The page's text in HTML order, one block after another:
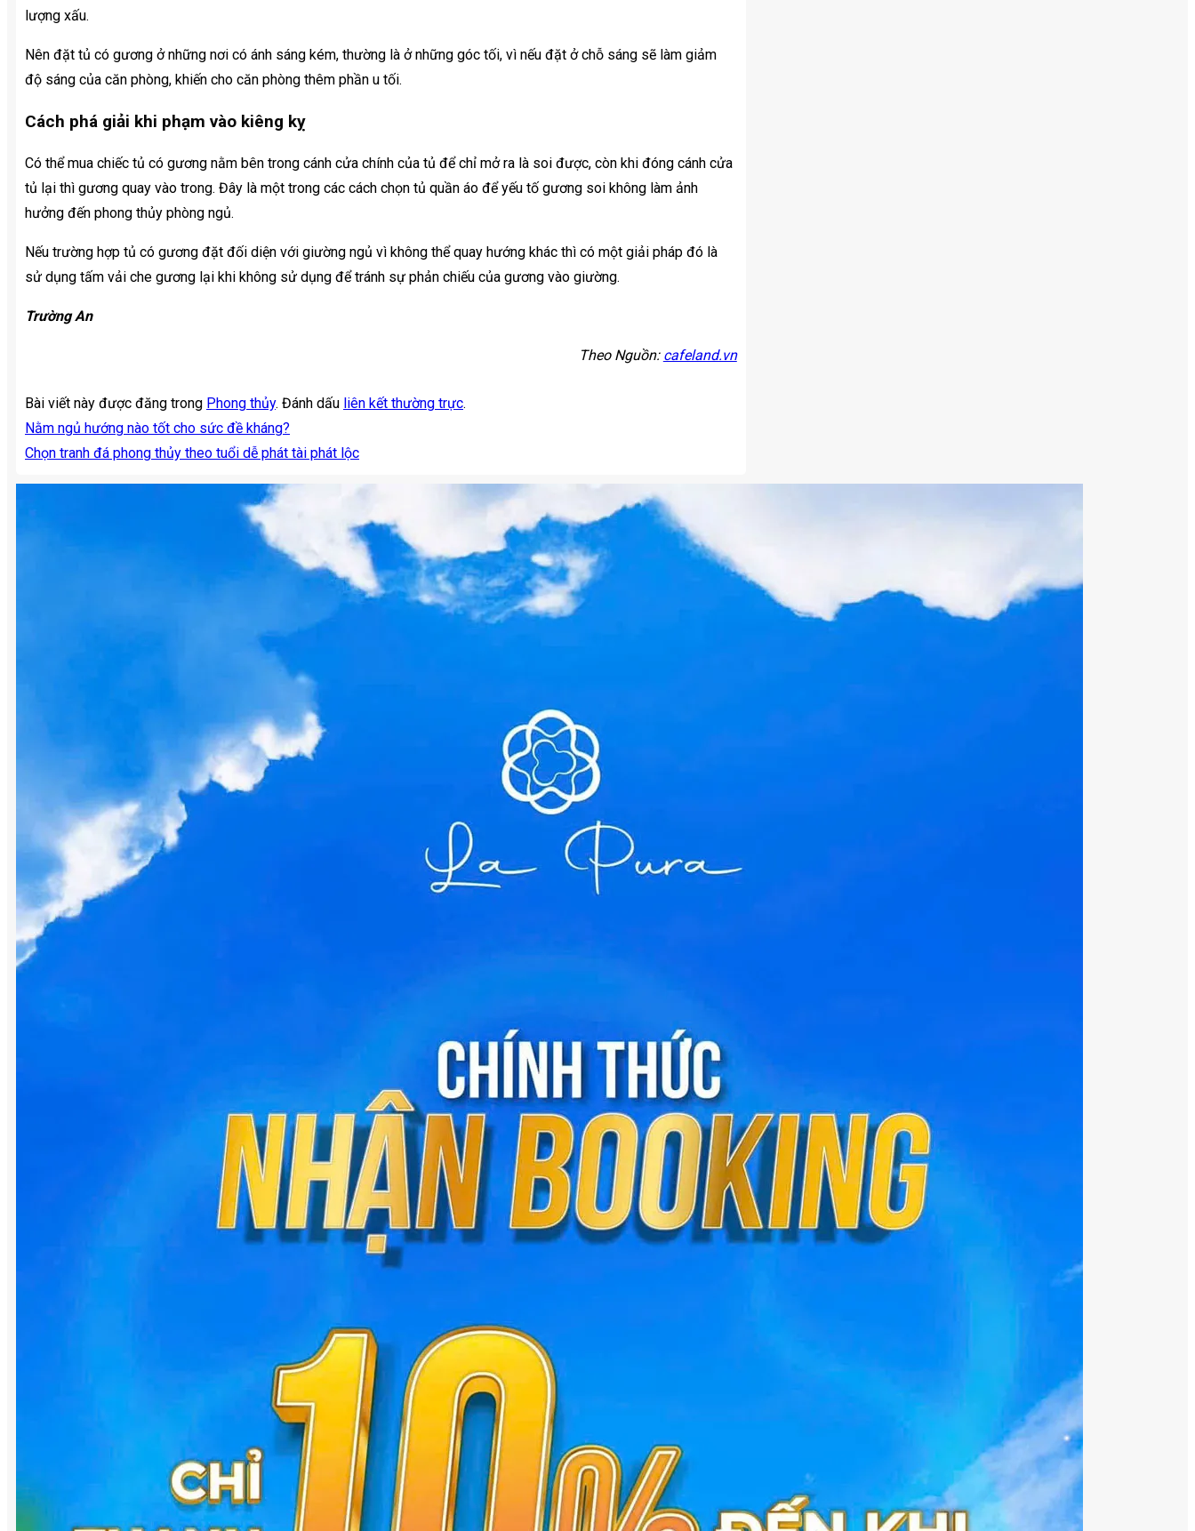
lượng xấu.
Nên đặt tủ có gương ở những nơi có ánh sáng kém, thường là ở những góc tối, vì nếu đặt ở chỗ sáng sẽ làm giảm
độ sáng của căn phòng, khiến cho căn phòng thêm phần u tối.
Cách phá giải khi phạm vào kiêng kỵ
Có thể mua chiếc tủ có gương nằm bên trong cánh cửa chính của tủ để chỉ mở ra là soi được, còn khi đóng cánh cửa
tủ lại thì gương quay vào trong. Đây là một trong các cách chọn tủ quần áo để yếu tố gương soi không làm ảnh
hưởng đến phong thủy phòng ngủ.
Nếu trường hợp tủ có gương đặt đối diện với giường ngủ vì không thể quay hướng khác thì có một giải pháp đó là
sử dụng tấm vải che gương lại khi không sử dụng để tránh sự phản chiếu của gương vào giường.
Trường An
Theo Nguồn: cafeland.vn
Bài viết này được đăng trong Phong thủy. Đánh dấu liên kết thường trực.
Nằm ngủ hướng nào tốt cho sức đề kháng?
Chọn tranh đá phong thủy theo tuổi dễ phát tài phát lộc